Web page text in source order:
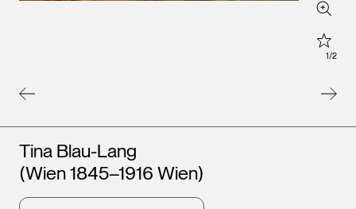
Wien
Zoom
Star
1/2
Künstler*innen
Tina Blau-Lang
(Wien 1845–1916 Wien)